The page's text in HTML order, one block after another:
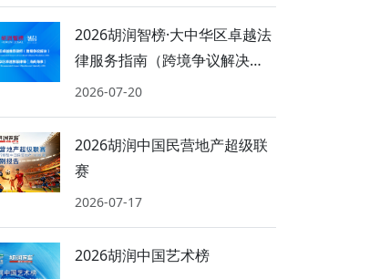
2026胡润智榜·大中华区卓越法
律服务指南（跨境争议解决、
海商海事）
2026-07-20
2026胡润中国民营地产超级联
赛
2026-07-17
2026胡润中国艺术榜